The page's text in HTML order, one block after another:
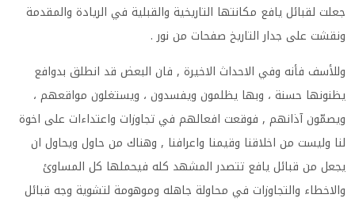
جعلت لقبائل يافع مكانتها التاريخية والقبلية في الريادة والمقدمة
ونقشت على جدار التاريخ صفحات من نور.
وللأسف فأنه وفي الاحداث الاخيرة , فان البعض قد انطلق بدوافع
يظنونها حسنة ، وبها يظلمون ويفسدون ، ويستغلون مواقعهم ،
ويصمّون آذانهم , فوقعت افعالهم في تجاوزات واعتداءات على اخوة
لنا وليست من اخلاقنا وقيمنا واعرافنا , وهناك من حاول ويحاول ان
يجعل من قبائل يافع تتصدر المشهد كله فيحملها كل المساوئ
والاخطاء والتجاوزات في محاولة جاهله وموهومة لتشوية وجه قبائل